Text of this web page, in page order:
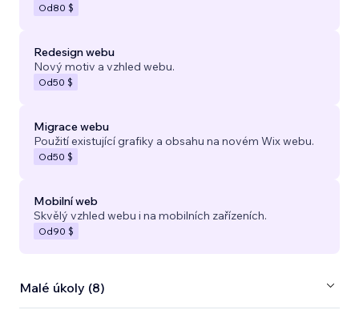
Od80 $
Redesign webu
Nový motiv a vzhled webu.
Od50 $
Migrace webu
Použití existující grafiky a obsahu na novém Wix webu.
Od50 $
Mobilní web
Skvělý vzhled webu i na mobilních zařízeních.
Od90 $
Malé úkoly (8)